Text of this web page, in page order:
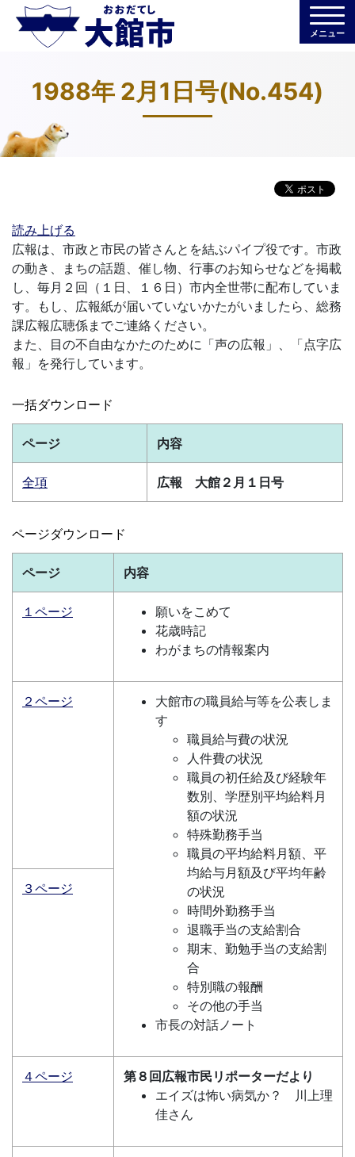
メニュー
1988年 2月1日号(No.454)
読み上げる
広報は、市政と市民の皆さんとを結ぶパイプ役です。市政
の動き、まちの話題、催し物、行事のお知らせなどを掲載
し、毎月２回（１日、１６日）市内全世帯に配布していま
す。もし、広報紙が届いていないかたがいましたら、総務
課広報広聴係までご連絡ください。
また、目の不自由なかたのために「声の広報」、「点字広
報」を発行しています。
一括ダウンロード
ページ 内容
全項 広報 大館２月１日号
ページダウンロード
ページ 内容
１ページ
願いをこめて
花歳時記
わがまちの情報案内
２ページ
大館市の職員給与等を公表しま
す
職員給与費の状況
人件費の状況
職員の初任給及び経験年
数別、学歴別平均給料月
額の状況
特殊勤務手当
職員の平均給料月額、平
均給与月額及び平均年齢
の状況
時間外勤務手当
退職手当の支給割合
期末、勤勉手当の支給割
合
特別職の報酬
その他の手当
市長の対話ノート
３ページ
４ページ
第８回広報市民リポーターだより
エイズは怖い病気か？ 川上理
佳さん